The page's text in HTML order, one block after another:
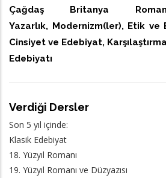
Çağdaş Britanya
Yazarlık, Modernizm(ler), Etik
Cinsiyet ve Edebiyat,
Edebiyatı
Verdiği Dersler
Son 5 yıl içinde:
Klasik Edebiyat
18. Yüzyıl Romanı
19. Yüzyıl Romanı ve Düzyazısı